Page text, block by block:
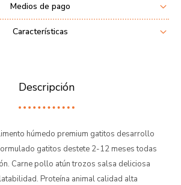
Medios de pago
Características
Descripción
húmedo premium gatitos desarrollo
gatitos destete 2-12 meses todas
Carne pollo atún trozos salsa deliciosa
Proteína animal calidad alta